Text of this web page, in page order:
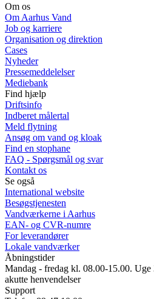
Om os
Om Aarhus Vand
Job og karriere
Organisation og direktion
Cases
Nyheder
Pressemeddelelser
Mediebank
Find hjælp
Driftsinfo
Indberet målertal
Meld flytning
Ansøg om vand og kloak
Find en stophane
FAQ - Spørgsmål og svar
Kontakt os
Se også
International website
Besøgstjenesten
Vandværkerne i Aarhus
EAN- og CVR-numre
For leverandører
Lokale vandværker
Åbningstider
Mandag - fredag kl. 08.00-15.00.
akutte henvendelser
Support